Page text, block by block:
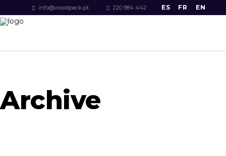
info@woodpack.pt 220 984 442 ES FR EN
Archive